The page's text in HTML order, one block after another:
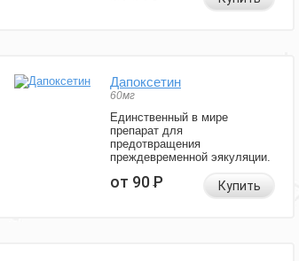
Дапоксетин
60мг
Единственный в мире
препарат для
предотвращения
преждевременной эякуляции.
от 90Р Купить